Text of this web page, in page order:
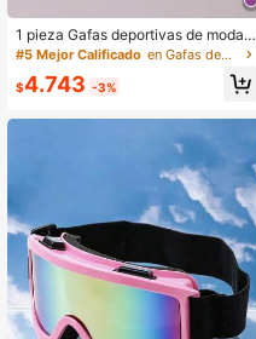
1 pieza Gafas deportivas de moda p
ara mujer, color púrpura, a prueba d
e viento y arena, para ciclismo al air
e libre
#5 Mejor Calificado en Gafas deportivas para mujer
$4.743 -3%